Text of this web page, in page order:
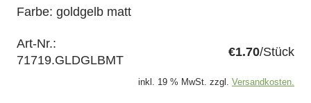
Farbe: goldgelb matt
Art-Nr.:
71719.GLDGLBMT
€1.70/Stück
inkl. 19 % MwSt. zzgl. Versandkosten.